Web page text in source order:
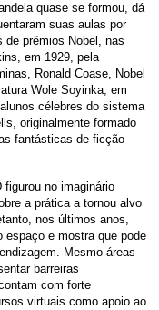
quase se formou, dá
suas aulas por
de prêmios Nobel, nas
em 1929, pela
Ronald Coase, Nobel
Wole Soyinka, em
célebres do sistema
originalmente formado
fantásticas de ficção
no imaginário
a prática a tornou alvo
nos últimos anos,
espaço e mostra que pode
Mesmo áreas
barreiras
com forte
virtuais como apoio ao